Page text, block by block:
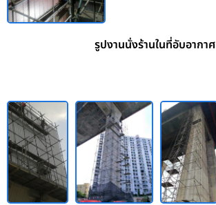
รูปงานนั่งร้านในที่อับอากาศ